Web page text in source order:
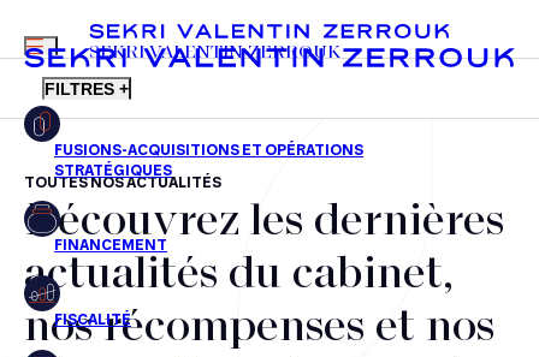
FR EN
MENU
SEKRI VALENTIN ZERROUK
FILTRES +
Fusions-acquisitions et opérations stratégiques
Financement
Fiscalité
TOUTES NOS ACTUALITÉS
Découvrez les dernières
actualités du cabinet,
nos récompenses et nos